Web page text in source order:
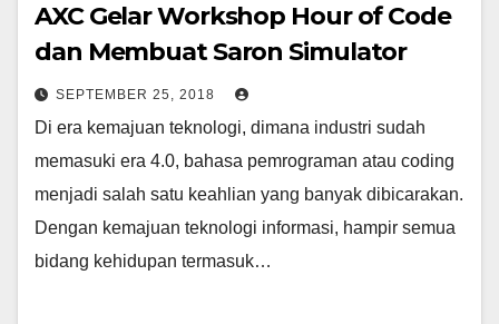
AXC Gelar Workshop Hour of Code
dan Membuat Saron Simulator
SEPTEMBER 25, 2018
Di era kemajuan teknologi, dimana industri sudah
memasuki era 4.0, bahasa pemrograman atau coding
menjadi salah satu keahlian yang banyak dibicarakan.
Dengan kemajuan teknologi informasi, hampir semua
bidang kehidupan termasuk…